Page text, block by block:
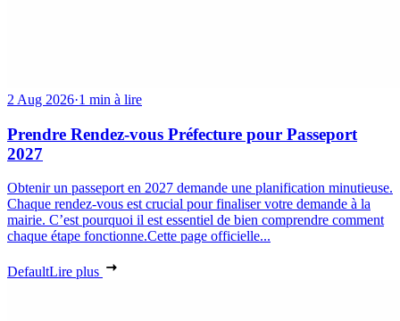
2 Aug 2026·1 min à lire
Prendre Rendez-vous Préfecture pour Passeport
2027
Obtenir un passeport en 2027 demande une planification minutieuse.
Chaque rendez-vous est crucial pour finaliser votre demande à la
mairie. C’est pourquoi il est essentiel de bien comprendre comment
chaque étape fonctionne.Cette page officielle...
DefaultLire plus